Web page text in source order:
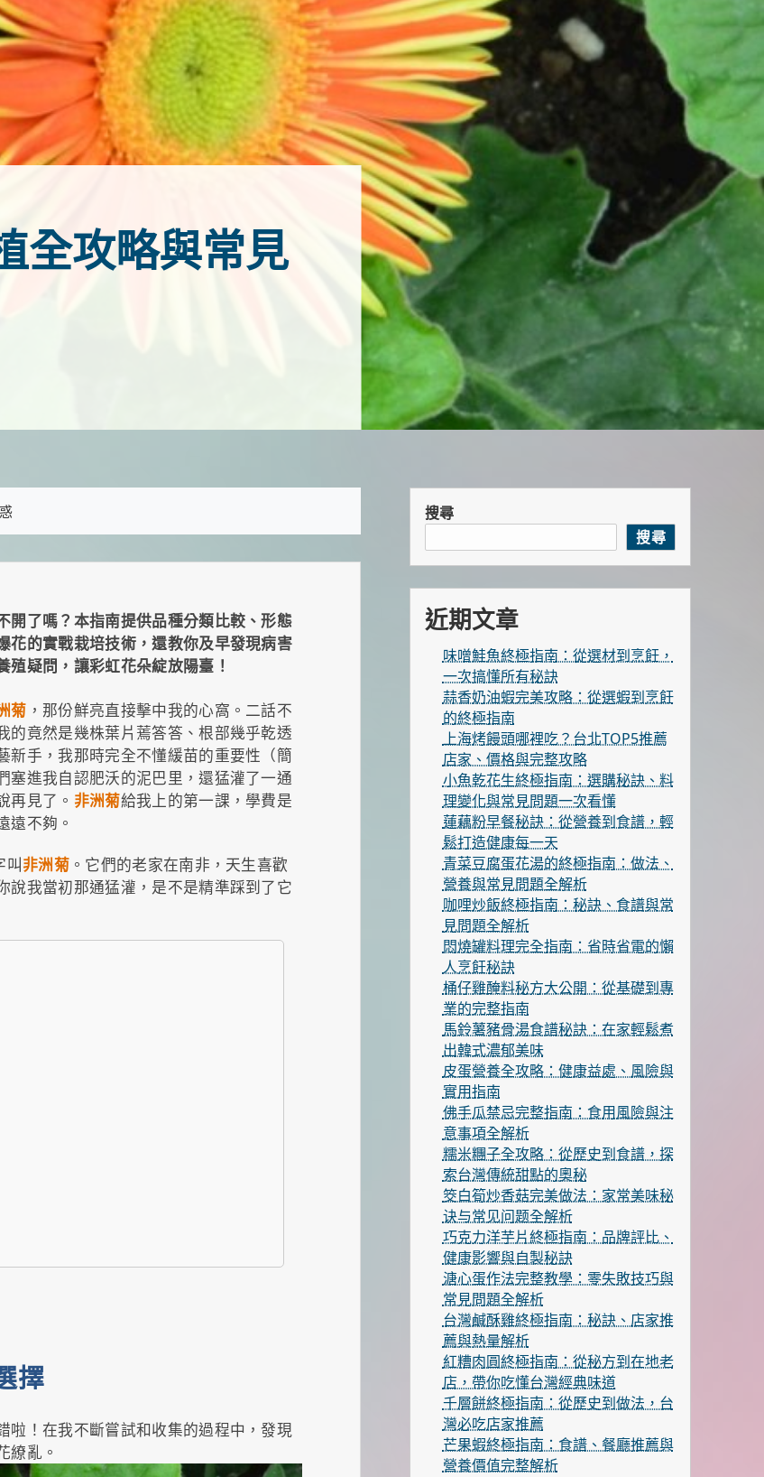
全攻略與常見
開了嗎？本指南提供品種分類比較、形態
花的實戰栽培技術，還教你及早發現病害
疑問，讓彩虹花朵綻放陽臺！
菊 ，那份鮮亮直接擊中我的心窩。二話不
的竟然是幾株葉片蔫答答、根部幾乎乾透
新手，我那時完全不懂緩苗的重要性（簡
塞進我自認肥沃的泥巴里，還猛灌了一通
再見了。 非洲菊給我上的第一課，學費是
不夠。
叫非洲菊。它們的老家在南非，天生喜歡
說我當初那通猛灌，是不是精準踩到了它
擇
啦！在我不斷嘗試和收集的過程中，發現
繚亂。
搜尋
搜尋
近期文章
味噌鮭魚終極指南：從選材到烹飪，
一次搞懂所有秘訣
蒜香奶油蝦完美攻略：從選蝦到烹飪
的終極指南
上海烤饅頭哪裡吃？台北TOP5推薦
店家、價格與完整攻略
小魚乾花生終極指南：選購秘訣、料
理變化與常見問題一次看懂
蓮藕粉早餐秘訣：從營養到食譜，輕
鬆打造健康每一天
青菜豆腐蛋花湯的終極指南：做法、
營養與常見問題全解析
咖哩炒飯終極指南：秘訣、食譜與常
見問題全解析
悶燒罐料理完全指南：省時省電的懶
人烹飪秘訣
桶仔雞醃料秘方大公開：從基礎到專
業的完整指南
馬鈴薯豬骨湯食譜秘訣：在家輕鬆煮
出韓式濃郁美味
皮蛋營養全攻略：健康益處、風險與
實用指南
佛手瓜禁忌完整指南：食用風險與注
意事項全解析
糯米糰子全攻略：從歷史到食譜，探
索台灣傳統甜點的奧秘
筊白筍炒香菇完美做法：家常美味秘
诀与常见问题全解析
巧克力洋芋片終極指南：品牌評比、
健康影響與自製秘訣
溏心蛋作法完整教學：零失敗技巧與
常見問題全解析
台灣鹹酥雞終極指南：秘訣、店家推
薦與熱量解析
紅糟肉圓終極指南：從秘方到在地老
店，帶你吃懂台灣經典味道
千層餅終極指南：從歷史到做法，台
灣必吃店家推薦
芒果蝦終極指南：食譜、餐廳推薦與
營養價值完整解析